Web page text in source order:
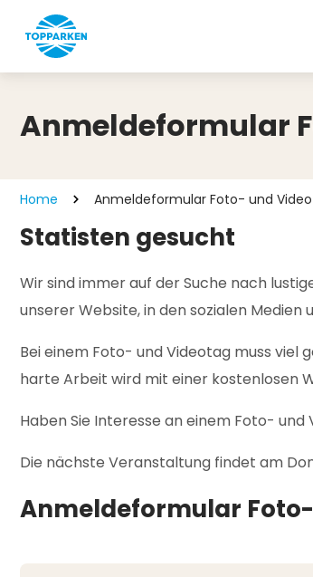
Anmeldeformular
Home Anmeldeformular Foto- und
Statisten gesucht
Wir sind immer auf der Suche nach
unserer Website, in den sozialen Medien
Bei einem Foto- und Videotag muss viel
harte Arbeit wird mit einer kostenlosen
Haben Sie Interesse an einem Foto-
Die nächste Veranstaltung findet am
Anmeldeformular